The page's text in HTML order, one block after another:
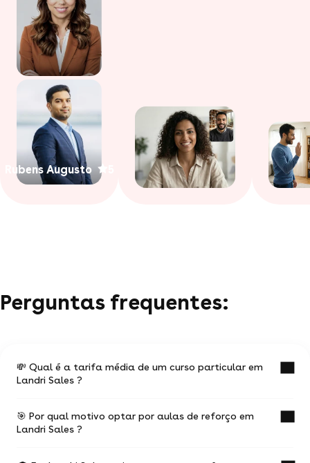
Rubens Augusto
Perguntas frequentes:
💸 Qual é a tarifa média de um curso particular em
Landri Sales ?
O valor médio de uma aula particular em Landri
Sales é de R$ 49.
🎯 Por qual motivo optar por aulas de reforço em
Landri Sales ?